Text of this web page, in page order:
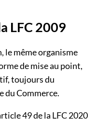
LFC 2009
le même organisme
de mise au point,
toujours du
du Commerce.
49 de la LFC 2020